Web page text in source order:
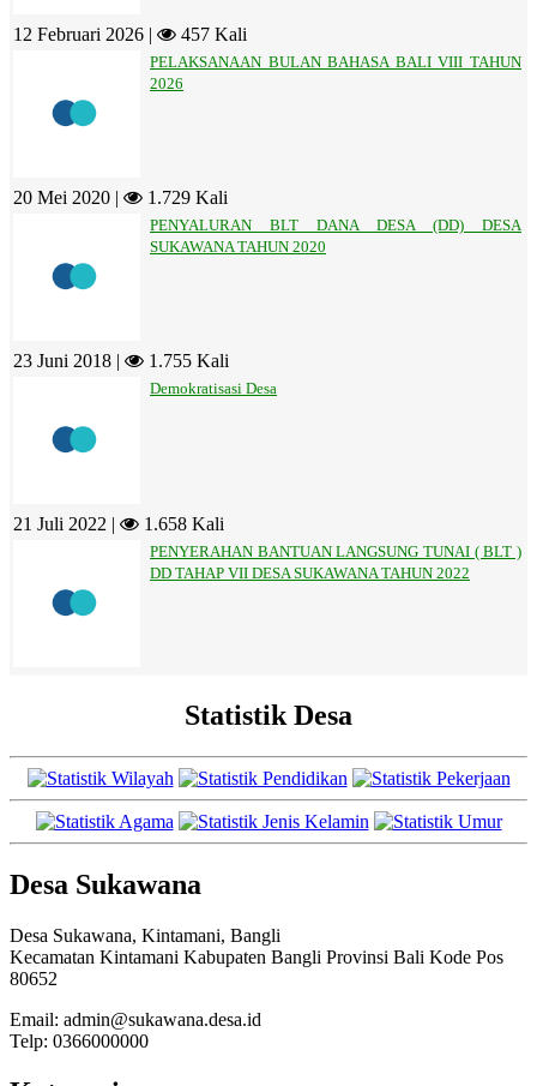
12 Februari 2026 | 457 Kali
PELAKSANAAN BULAN BAHASA BALI VIII TAHUN
2026
20 Mei 2020 | 1.729 Kali
PENYALURAN BLT DANA DESA (DD) DESA
SUKAWANA TAHUN 2020
23 Juni 2018 | 1.755 Kali
Demokratisasi Desa
21 Juli 2022 | 1.658 Kali
PENYERAHAN BANTUAN LANGSUNG TUNAI ( BLT )
DD TAHAP VII DESA SUKAWANA TAHUN 2022
Statistik Desa
Desa Sukawana
Desa Sukawana, Kintamani, Bangli
Kecamatan Kintamani Kabupaten Bangli Provinsi Bali Kode Pos
80652
Email: admin@sukawana.desa.id
Telp: 0366000000